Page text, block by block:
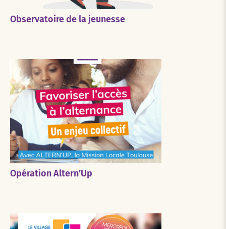
Observatoire de la jeunesse
Opération Altern’Up